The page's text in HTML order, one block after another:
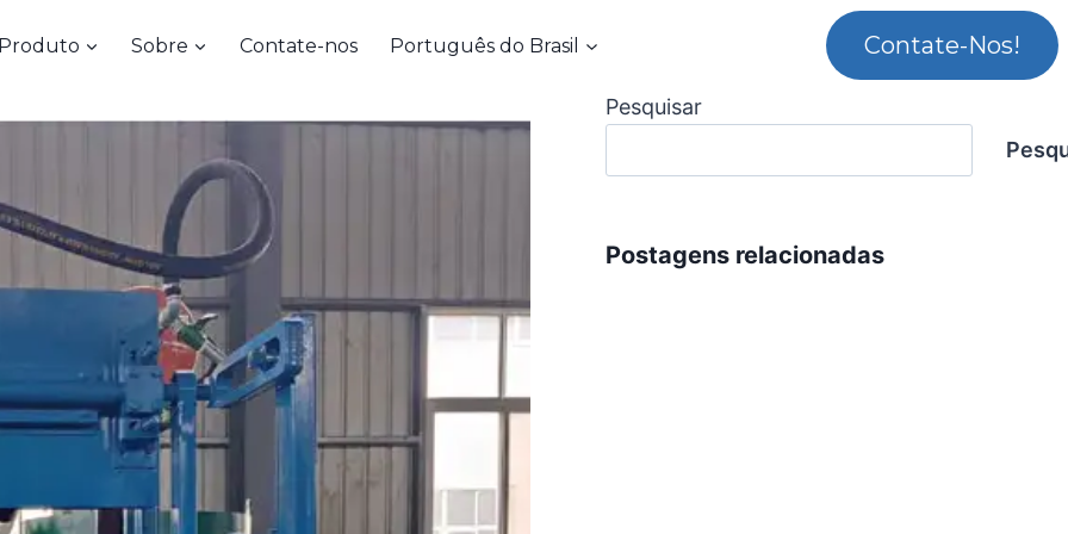
Produto Sobre Contate-nos Português do Brasil Contate-Nos!
Pesquisar
Postagens relacionadas